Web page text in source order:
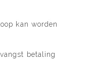
kan worden
betaling